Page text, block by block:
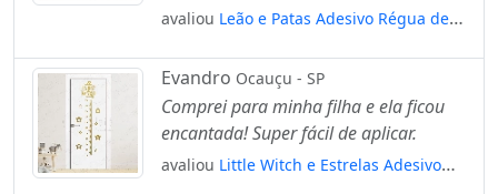
avaliou Leão e Patas Adesivo Régua de
para Quarto, Porta e Parede Mod:61
Evandro Ocauçu - SP
Comprei para minha filha e ela ficou
encantada! Super fácil de aplicar.
avaliou Little Witch e Estrelas Adesivo